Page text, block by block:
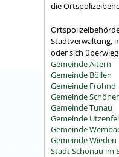
die
Stadtverwaltung,
oder sich
Gemeinde Aitern
Gemeinde Böllen
Gemeinde Fröhnd
Gemeinde
Gemeinde Tunau
Gemeinde
Gemeinde
Gemeinde Wieden
Stadt Schönau im